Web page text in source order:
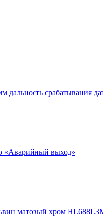
дальность срабатывания
«Аварийный выход»
матовый хром